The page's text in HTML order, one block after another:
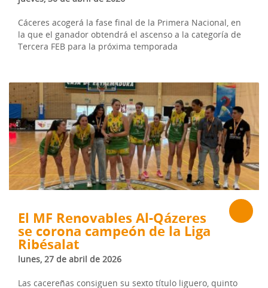
Cáceres acogerá la fase final de la Primera Nacional, en
la que el ganador obtendrá el ascenso a la categoría de
Tercera FEB para la próxima temporada
El MF Renovables Al-Qázeres
se corona campeón de la Liga
Ribésalat
lunes, 27 de abril de 2026
Las cacereñas consiguen su sexto título liguero, quinto